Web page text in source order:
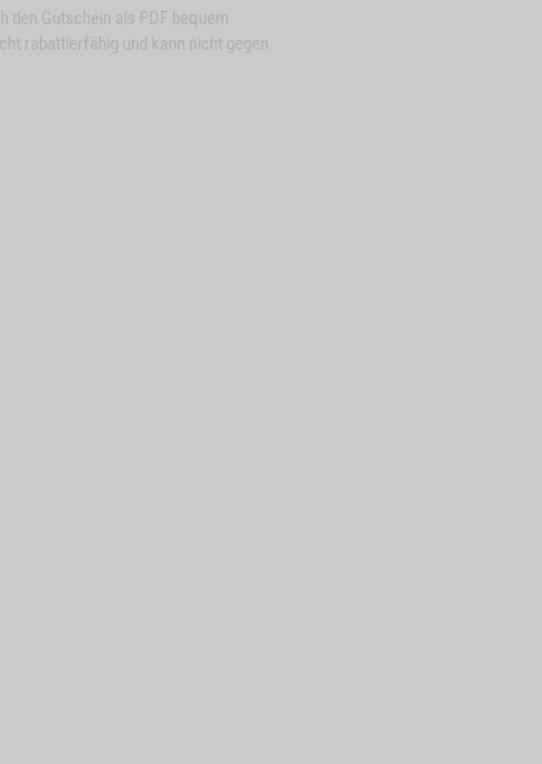
Gutschein als PDF bequem
rabattierfähig und kann nicht gegen